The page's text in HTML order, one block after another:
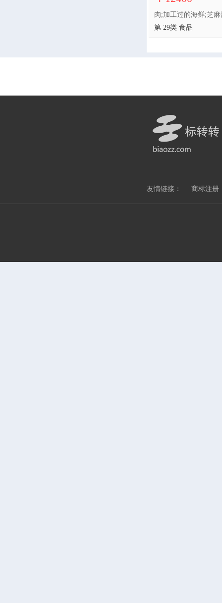
第 29类 食品
友情链接： 商标注册